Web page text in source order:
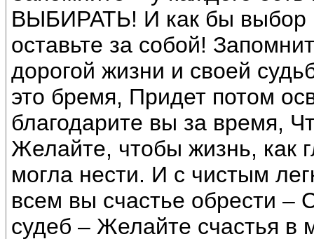
ВЫБИРАТЬ! И как бы выбор
оставьте за собой!
дорогой жизни и своей
это бремя, Придет потом
благодарите вы за время,
Желайте, чтобы жизнь, как
могла нести. И с чистым
всем вы счастье обрести –
судеб – Желайте счастья в